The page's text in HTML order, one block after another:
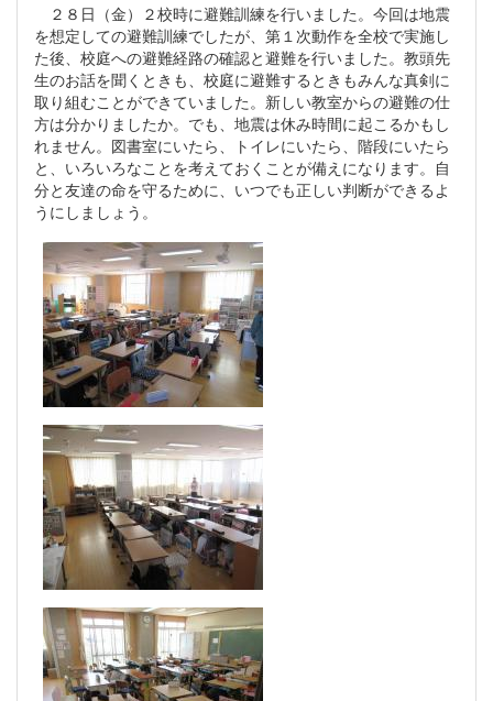
２８日（金）２校時に避難訓練を行いました。今回は地震
を想定しての避難訓練でしたが、第１次動作を全校で実施し
た後、校庭への避難経路の確認と避難を行いました。教頭先
生のお話を聞くときも、校庭に避難するときもみんな真剣に
取り組むことができていました。新しい教室からの避難の仕
方は分かりましたか。でも、地震は休み時間に起こるかもし
れません。図書室にいたら、トイレにいたら、階段にいたら
と、いろいろなことを考えておくことが備えになります。自
分と友達の命を守るために、いつでも正しい判断ができるよ
うにしましょう。